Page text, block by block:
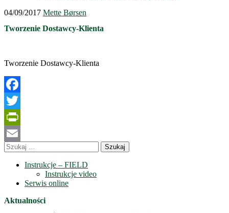
04/09/2017 Mette Børsen
Tworzenie Dostawcy-Klienta
Tworzenie Dostawcy-Klienta
Facebook
Twitter
PrintFriendly
Email
Szukaj:
Instrukcje – FIELD
Instrukcje video
Serwis online
Aktualności